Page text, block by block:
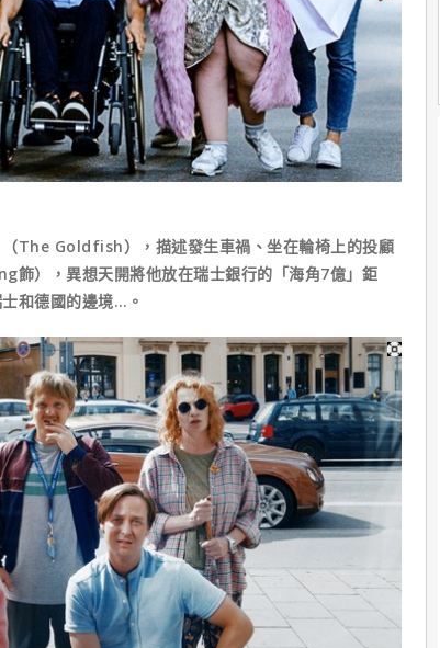
The Goldfish），描述發生車禍、坐在輪椅上的投顧
），異想天開將他放在瑞士銀行的「海角7億」鉅
和德國的邊境…。